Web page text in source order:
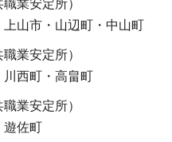
職業安定所）
山市・山辺町・中山町
職業安定所）
西町・高畠町
職業安定所）
遊佐町